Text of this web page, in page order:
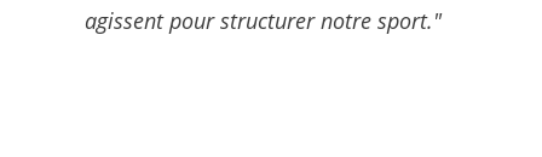
agissent pour structurer notre sport."